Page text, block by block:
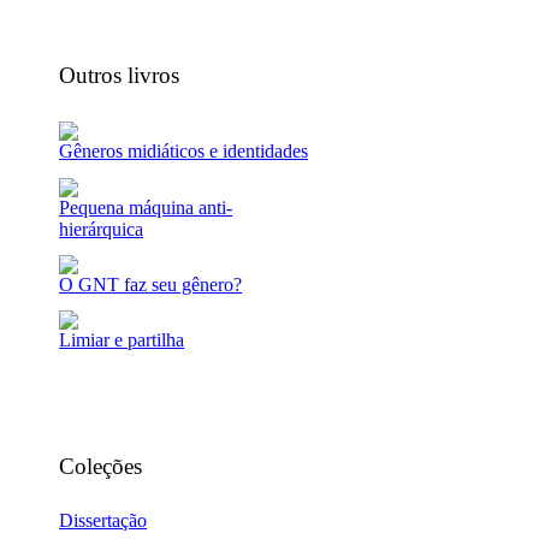
Outros livros
Gêneros midiáticos e identidades
Pequena máquina anti-
hierárquica
O GNT faz seu gênero?
Limiar e partilha
Coleções
Dissertação